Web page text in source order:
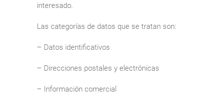
interesado.
Las categorías de datos que se tratan son:
– Datos identificativos
– Direcciones postales y electrónicas
– Información comercial